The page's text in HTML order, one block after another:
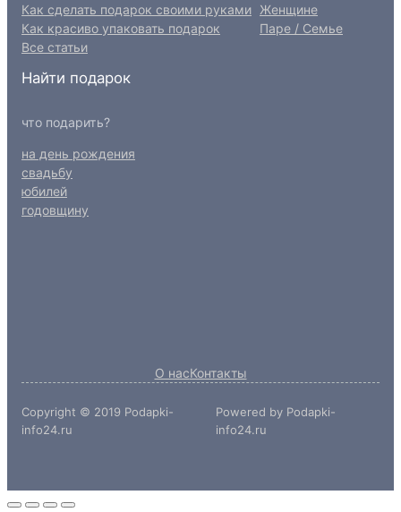
Как сделать подарок своими руками
Как красиво упаковать подарок
Все статьи
Женщине
Паре / Семье
Найти подарок
что подарить?
на день рождения
свадьбу
юбилей
годовщину
О насКонтакты
Copyright © 2019 Podapki-
info24.ru
Powered by Podapki-
info24.ru